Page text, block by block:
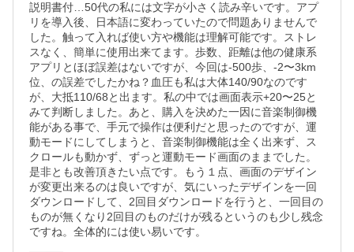
説明書付…50代の私には文字が小さく読み辛いです。アプ
リを導入後、日本語に変わっていたので問題ありませんで
した。触って入れば使い方や機能は理解可能です。ストレ
スなく、簡単に使用出来てます。歩数、距離は他の健康系
アプリとほぼ誤差はないですが、今回は-500歩、-2〜3km
位、の誤差でしたかね？血圧も私は大体140/90なのです
が、大抵110/68と出ます。私の中では画面表示+20〜25と
みて判断しました。あと、購入を決めた一因に音楽制御機
能がある事で、手元で操作は便利だと思ったのですが、運
動モードにしてしまうと、音楽制御機能は全く出来ず、ス
クロールも動かず、ずっと運動モード画面のままでした。
是非とも改善頂きたい点です。もう１点、画面のデザイン
が変更出来るのは良いですが、気にいったデザインを一回
ダウンロードして、2回目ダウンロードを行うと、一回目の
ものが無くなり2回目のものだけが残るというのも少し残念
ですね。全体的には使い易いです。